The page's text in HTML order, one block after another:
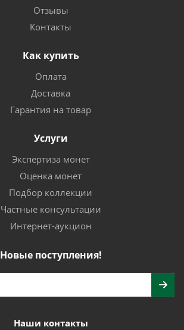
Отзывы
Контакты
Как купить
Оплата
Доставка
Гарантия на товар
Услуги
Экспертиза монет
Оценка монет
Подбор коллекции
Частные консультации
Интернет-аукцион
Новые поступления!
Наши контакты